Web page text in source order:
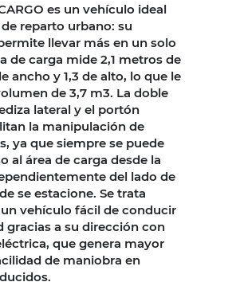
es un vehículo ideal
reparto urbano: su
llevar más en un solo
de carga mide 2,1 metros de
ancho y 1,3 de alto, lo que le
de 3,7 m3. La doble
lateral y el portón
la manipulación de
ya que siempre se puede
al área de carga desde la
del lado de
se estacione. Se trata
vehículo fácil de conducir
gracias a su dirección con
que genera mayor
de maniobra en